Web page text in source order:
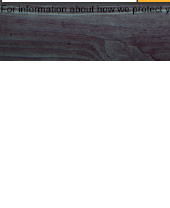
For information about how we protect